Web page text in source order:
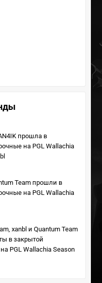
прошла в
на PGL Wallachia
Team прошли в
на PGL Wallachia
xanbl и Quantum Team
в закрытой
PGL Wallachia Season